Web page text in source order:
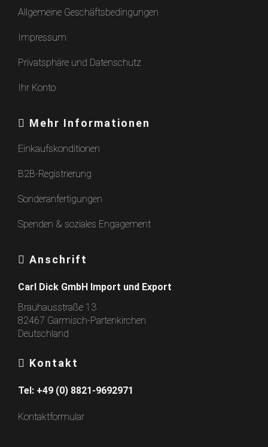
Allgemeine Geschäftsbedingungen
Impressum
Privatsphäre und Datenschutz
Ihr Konto
Mehr Informationen
Einkaufskonditionen
B2B-Registrierung
Sonderanfertigungen
Spenden & soziales Engagement
Anschrift
Carl Dick GmbH Import und Export
Brauhausstraße 13
82467 Garmisch-Partenkirchen
Deutschland
Kontakt
Tel: +49 (0) 8821-9692971
Kontaktformular